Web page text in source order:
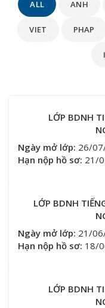
ALL ANH
VIET PHAP
LỚP BDNH
Ngày mở lớp: 26/
Hạn nộp hồ sơ: 21/
LỚP BDNH
Ngày mở lớp: 21/
Hạn nộp hồ sơ: 18/
LỚP BDNH